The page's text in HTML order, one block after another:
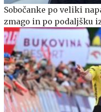
Sobočanke po veliki
zmago in po podaljšku